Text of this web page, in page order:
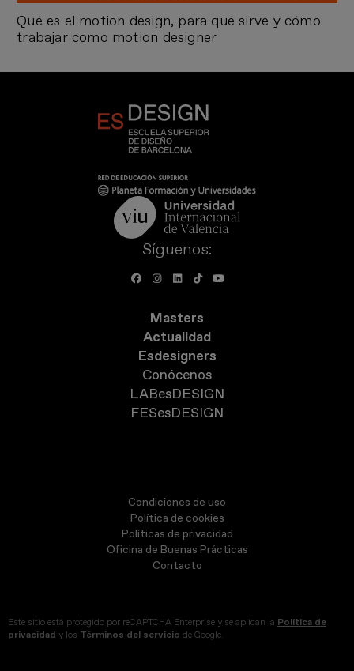
Qué es el motion design, para qué sirve y cómo
trabajar como motion designer
Síguenos:
Masters
Actualidad
Esdesigners
Conócenos
LABesDESIGN
FESesDESIGN
Condiciones de uso
Política de cookies
Políticas de privacidad
Oficina de Buenas Prácticas
Contacto
Este sitio está protegido por reCAPTCHA Enterprise y se aplican la Política de
privacidad y los Términos del servicio de Google.